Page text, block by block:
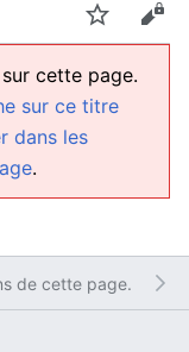
Suivre
cette page.
sur ce titre
dans les
.
de cette page.